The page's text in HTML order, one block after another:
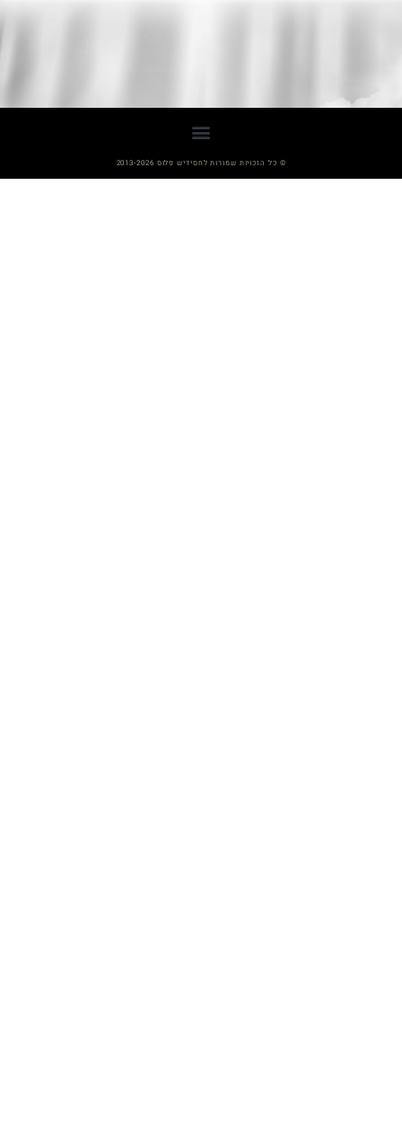
© כל הזכויות שמורות לחסידיש פלוס 2013-2026